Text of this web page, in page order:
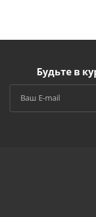
Будьте в